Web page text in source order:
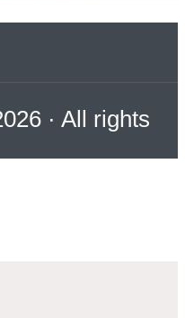
· All rights